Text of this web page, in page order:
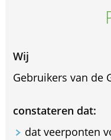
Wij
Gebruikers van de
constateren dat:
dat veerponten